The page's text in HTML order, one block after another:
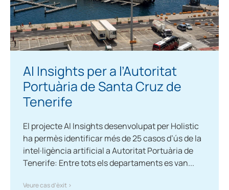
AI Insights per a l’Autoritat
Portuària de Santa Cruz de
Tenerife
El projecte AI Insights desenvolupat per Holistic
ha permès identificar més de 25 casos d’ús de la
intel·ligència artificial a Autoritat Portuària de
Tenerife: Entre tots els departaments es van...
Veure cas d’èxit >